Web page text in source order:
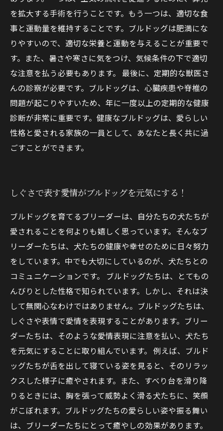
を拡大する手術を行うことです。もう一つは、適切な食
事と運動量を維持することです。ブルドッグは肥満にな
りやすいので、適切な栄養と運動を与えることが重要で
す。また、暑さや寒さに気をつけ、気候条件の下で適切
な注意を払う必要もあります。 最後に、定期的な獣医さ
んの診察が必要です。ブルドッグは、心臓疾患や脊椎の
問題が起こりやすいため、年に一度以上の定期的な健康
診断が非常に重要です。健康なブルドッグは、愛らしい
性格と愛される家族の一員として、あなたと長く共に過
ごすことができます。
しぐさで表す愛情がブルドッグを元気にする！
ブルドッグを育てるブリーダーは、自分たちの犬たちが
愛されることを何よりも嬉しく思っています。そんなブ
リーダーたちは、犬たちの健康や幸せのために日々努力
をしています。中でも大切にしているのが、犬たちとの
コミュニケーションです。 ブルドッグたちは、とてもの
んびりとした性格で知られています。しかし、それは決
して無関心なわけではありません。ブルドッグたちは、
しぐさや表情で愛情を表現することがあります。ブリー
ダーたちは、そのような愛情表現に注意を払い、犬たち
を元気にすることに取り組んでいます。 例えば、ブルド
ッグたちが舌を出して寝ている姿を見ると、そのリラッ
クスした様子に癒やされます。また、すべり台を滑り降
りるときには、胸を張って威勢よく滑る犬たちに、笑顔
がこぼれます。ブルドッグたちの愛らしい姿や振る舞い
は、ブリーダーたちにとって癒やしの効果があります。